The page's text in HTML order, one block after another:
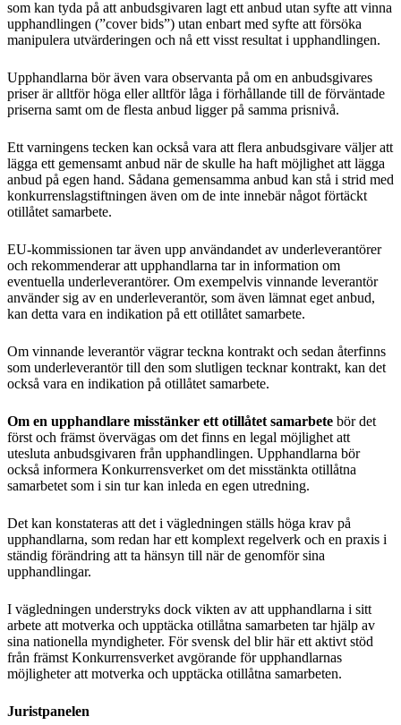
som kan tyda på att anbudsgivaren lagt ett anbud utan syfte att vinna
upphandlingen (”cover bids”) utan enbart med syfte att försöka
manipulera utvärderingen och nå ett visst resultat i upphandlingen.
Upphandlarna bör även vara observanta på om en anbudsgivares
priser är alltför höga eller alltför låga i förhållande till de förväntade
priserna samt om de flesta anbud ligger på samma prisnivå.
Ett varningens tecken kan också vara att flera anbudsgivare väljer att
lägga ett gemensamt anbud när de skulle ha haft möjlighet att lägga
anbud på egen hand. Sådana gemensamma anbud kan stå i strid med
konkurrenslagstiftningen även om de inte innebär något förtäckt
otillåtet samarbete.
EU-kommissionen tar även upp användandet av underleverantörer
och rekommenderar att upphandlarna tar in information om
eventuella underleverantörer. Om exempelvis vinnande leverantör
använder sig av en underleverantör, som även lämnat eget anbud,
kan detta vara en indikation på ett otillåtet samarbete.
Om vinnande leverantör vägrar teckna kontrakt och sedan återfinns
som underleverantör till den som slutligen tecknar kontrakt, kan det
också vara en indikation på otillåtet samarbete.
Om en upphandlare misstänker ett otillåtet samarbete bör det
först och främst övervägas om det finns en legal möjlighet att
utesluta anbudsgivaren från upphandlingen. Upphandlarna bör
också informera Konkurrensverket om det misstänkta otillåtna
samarbetet som i sin tur kan inleda en egen utredning.
Det kan konstateras att det i vägledningen ställs höga krav på
upphandlarna, som redan har ett komplext regelverk och en praxis i
ständig förändring att ta hänsyn till när de genomför sina
upphandlingar.
I vägledningen understryks dock vikten av att upphandlarna i sitt
arbete att motverka och upptäcka otillåtna samarbeten tar hjälp av
sina nationella myndigheter. För svensk del blir här ett aktivt stöd
från främst Konkurrensverket avgörande för upphandlarnas
möjligheter att motverka och upptäcka otillåtna samarbeten.
Juristpanelen